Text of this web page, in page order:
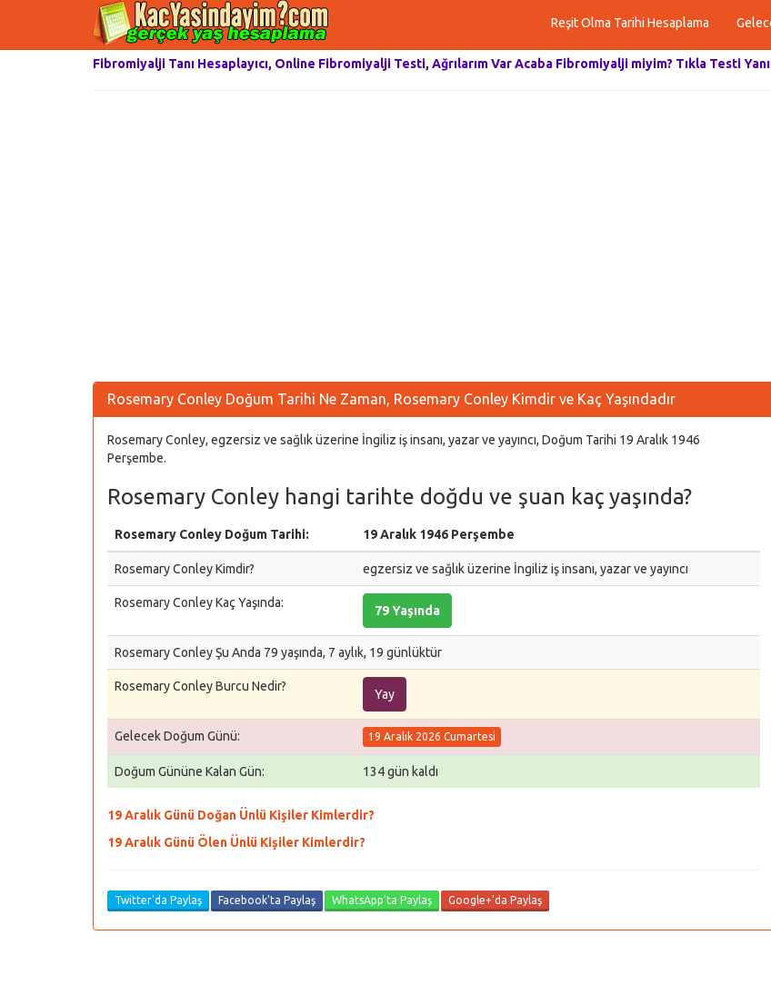
Reşit Olma Tarihi Hesaplama
Fibromiyalji Tanı Hesaplayıcı, Online Fibromiyalji Testi, Ağrılarım Var Acaba Fibromiyalji miyim? Tıkla Testi
Rosemary Conley Doğum Tarihi Ne Zaman, Rosemary Conley Kimdir ve Kaç Yaşındadır
Rosemary Conley, egzersiz ve sağlık üzerine İngiliz iş insanı, yazar ve yayıncı, Doğum Tarihi 19 Aralık 1946
Perşembe.
Rosemary Conley hangi tarihte doğdu ve şuan kaç yaşında?
Rosemary Conley Doğum Tarihi: 19 Aralık 1946 Perşembe
Rosemary Conley Kimdir? egzersiz ve sağlık üzerine İngiliz iş insanı, yazar ve yayıncı
Rosemary Conley Kaç Yaşında:
79 Yaşında
Rosemary Conley Şu Anda 79 yaşında, 7 aylık, 19 günlüktür
Rosemary Conley Burcu Nedir?
Yay
Gelecek Doğum Günü: 19 Aralık 2026 Cumartesi
Doğum Gününe Kalan Gün: 134 gün kaldı
19 Aralık Günü Doğan Ünlü Kişiler Kimlerdir?
19 Aralık Günü Ölen Ünlü Kişiler Kimlerdir?
Twitter'da Paylaş Facebook'ta Paylaş WhatsApp'ta Paylaş Google+'da Paylaş